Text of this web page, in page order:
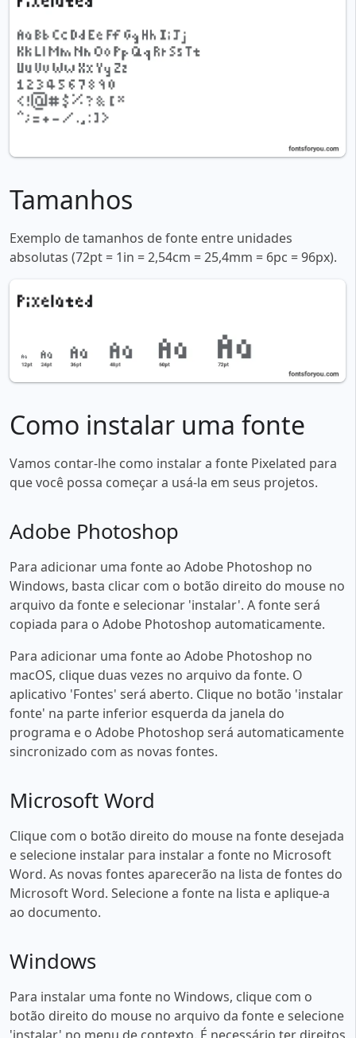
Tamanhos
Exemplo de tamanhos de fonte entre unidades
absolutas (72pt = 1in = 2,54cm = 25,4mm = 6pc = 96px).
Como instalar uma fonte
Vamos contar-lhe como instalar a fonte Pixelated para
que você possa começar a usá-la em seus projetos.
Adobe Photoshop
Para adicionar uma fonte ao Adobe Photoshop no
Windows, basta clicar com o botão direito do mouse no
arquivo da fonte e selecionar 'instalar'. A fonte será
copiada para o Adobe Photoshop automaticamente.
Para adicionar uma fonte ao Adobe Photoshop no
macOS, clique duas vezes no arquivo da fonte. O
aplicativo 'Fontes' será aberto. Clique no botão 'instalar
fonte' na parte inferior esquerda da janela do
programa e o Adobe Photoshop será automaticamente
sincronizado com as novas fontes.
Microsoft Word
Clique com o botão direito do mouse na fonte desejada
e selecione instalar para instalar a fonte no Microsoft
Word. As novas fontes aparecerão na lista de fontes do
Microsoft Word. Selecione a fonte na lista e aplique-a
ao documento.
Windows
Para instalar uma fonte no Windows, clique com o
botão direito do mouse no arquivo da fonte e selecione